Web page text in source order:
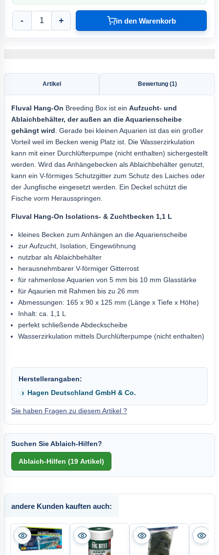
- + in den Warenkorb
Artikel Bewertung (1)
Fluval Hang-On Breeding Box ist ein Aufzucht- und
Ablaichbehälter, der außen an die Aquarienscheibe
gehängt wird. Gerade bei kleinen Aquarien ist das ein großer
Vorteil weil im Becken wenig Platz ist. Die Wasserzirkulation
kann mit einer Durchlüfterpumpe (nicht enthalten) sichergestellt
werden. Wird das Anhängebecken als Ablaichbehälter genutzt,
kann ein V-förmiges Schutzgitter zum Schutz des Laiches oder
der Jungfische eingesetzt werden. Ein Deckel schützt die
Fische vorm Herausspringen.
Fluval Hang-On Isolations- & Zuchtbecken 1,1 L
kleines Becken zum Anhängen an die Aquarienscheibe
zur Aufzucht, Isolation, Eingewöhnung
nutzbar als Ablaichbehälter
herausnehmbarer V-förmiger Gitterrost
für rahmenlose Aquarien von 5 mm bis 10 mm Glasstärke
für Aqaurien mit Rahmen bis zu 26 mm
Abmessungen: 165 x 90 x 125 mm (Länge x Tiefe x Höhe)
Inhalt: ca. 1,1 L
perfekt schließende Abdeckscheibe
Wasserzirkulation mittels Durchlüfterpumpe (nicht enthalten)
Herstellerangaben:
Hagen Deutschland GmbH & Co.
Sie haben Fragen zu diesem Artikel ?
Suchen Sie Ablaich-Hilfen?
andere Kunden kauften auch: